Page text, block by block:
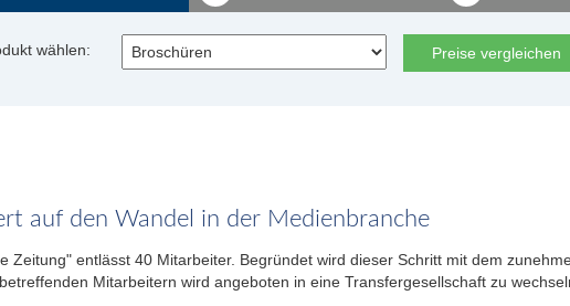
wählen: Preise vergleichen
auf den Wandel in der Medienbranche
Zeitung" entlässt 40 Mitarbeiter. Begründet wird dieser Schritt mit dem
Mitarbeitern wird angeboten in eine Transfergesellschaft zu